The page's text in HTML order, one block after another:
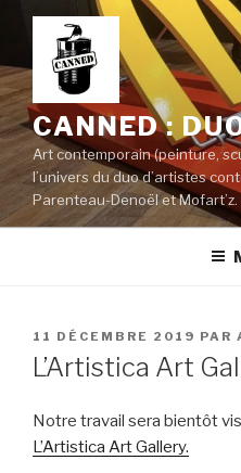
contenu
principal
CANNED :
Art contemporain (peinture,
l’univers du duo d’artistes
Parenteau-Denoël et Mofart’z.
PUBLIÉ
LE
11 DÉCEMBRE 2019 PAR
L’Artistica Art
Notre travail sera bientôt
L’Artistica Art Gallery.